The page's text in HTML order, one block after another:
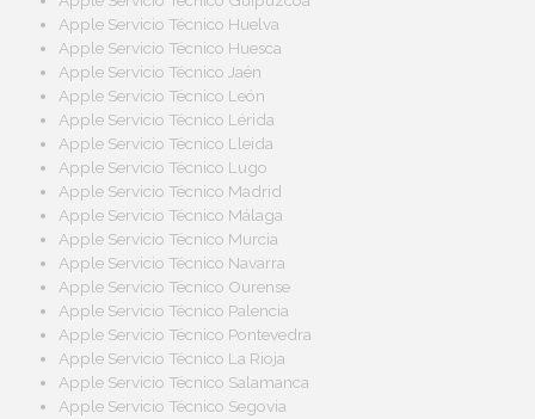
Apple Servicio Técnico Huelva
Apple Servicio Técnico Huesca
Apple Servicio Técnico Jaén
Apple Servicio Técnico León
Apple Servicio Técnico Lérida
Apple Servicio Técnico Lleida
Apple Servicio Técnico Lugo
Apple Servicio Técnico Madrid
Apple Servicio Técnico Málaga
Apple Servicio Técnico Murcia
Apple Servicio Técnico Navarra
Apple Servicio Técnico Ourense
Apple Servicio Técnico Palencia
Apple Servicio Técnico Pontevedra
Apple Servicio Técnico La Rioja
Apple Servicio Técnico Salamanca
Apple Servicio Técnico Segovia